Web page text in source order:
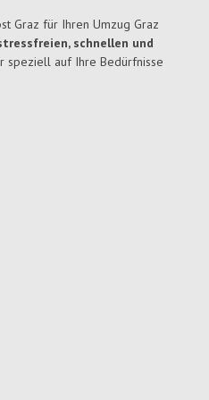
Graz für Ihren Umzug Graz
schnellen und
speziell auf Ihre Bedürfnisse